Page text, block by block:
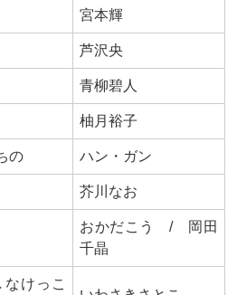
宮本輝
芦沢央
青柳碧人
柚月裕子
の ハン・ガン
芥川なお
おかだこう / 岡田
千晶
けっこ